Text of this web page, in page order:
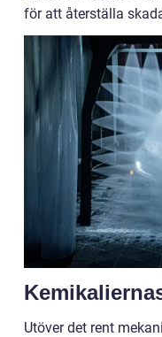
för att återställa
Utöver det rent